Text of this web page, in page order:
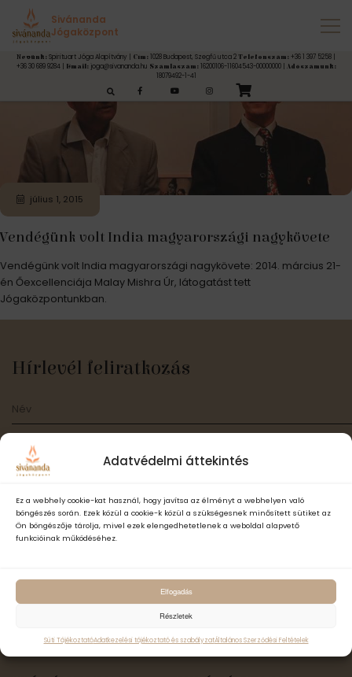
Adatvédelmi áttekintés
Ez a webhely cookie-kat használ, hogy javítsa az élményt a webhelyen való
böngészés során. Ezek közül a cookie-k közül a szükségesnek minősített sütiket az
Ön böngészője tárolja, mivel ezek elengedhetetlenek a weboldal alapvető
funkcióinak működéséhez.
Elfogadás
Részletek
Süti TájékoztatóAdatkezelési tájékoztató és szabályzatÁltalános Szerződési Feltételek
Sivánanda
Jógaközpont
Nevünk: Spirituart Jóga Alapítvány | Cím: 1028 Budapest, Szegfű utca 2 Telefonszám: +36 1 397 5258 |
+36 30 689 9284 |
Email:joga@sivananda.hu Számlaszám:16200106-11604543-00000000 | Adószámunk:
18079492-1-41
Címke:látogatás
július 1, 2015
Vendégünk volt India magyarországi nagykövete
Vendégünk volt India magyarországi nagykövete: 2014. március 21-
én Őexcellenciája Malay Mishra Úr, látogatást tett
Jógaközpontunkban.
Hírlevél feliratkozás
Elfogadom a Sivánanda Jógaközpont Adatvédelmi- és
szabályzatát és hozzájárulok, hogy számomra hírlevelet küldjenek,
adataimat hírlevélküldés céljából kezeljék.
Feliratkozás
ॐ Sivánanda Jóga Országszerte